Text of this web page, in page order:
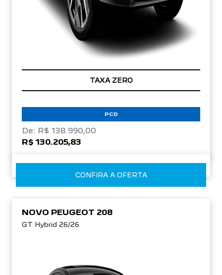
TAXA ZERO
PCD
De: R$ 138.990,00
R$ 130.205,83
CONFIRA A OFERTA
NOVO PEUGEOT 208
GT Hybrid 26/26